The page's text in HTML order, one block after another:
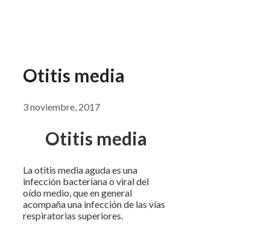
Otitis media
3 noviembre, 2017
Otitis media
La otitis media aguda es una
infección bacteriana o viral del
oído medio, que en general
acompaña una infección de las vías
respiratorias superiores.